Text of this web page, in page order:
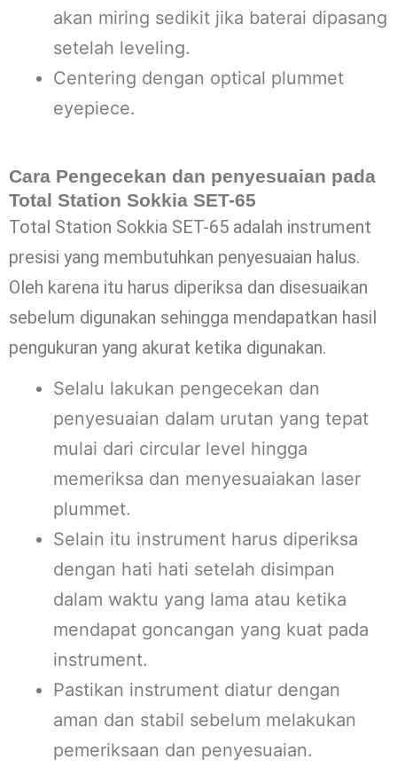
akan miring sedikit jika baterai dipasang
setelah leveling.
Centering dengan optical plummet
eyepiece.
Cara Pengecekan dan penyesuaian pada
Total Station Sokkia SET-65
Total Station Sokkia SET-65 adalah instrument
presisi yang membutuhkan penyesuaian halus.
Oleh karena itu harus diperiksa dan disesuaikan
sebelum digunakan sehingga mendapatkan hasil
pengukuran yang akurat ketika digunakan.
Selalu lakukan pengecekan dan
penyesuaian dalam urutan yang tepat
mulai dari circular level hingga
memeriksa dan menyesuaiakan laser
plummet.
Selain itu instrument harus diperiksa
dengan hati hati setelah disimpan
dalam waktu yang lama atau ketika
mendapat goncangan yang kuat pada
instrument.
Pastikan instrument diatur dengan
aman dan stabil sebelum melakukan
pemeriksaan dan penyesuaian.